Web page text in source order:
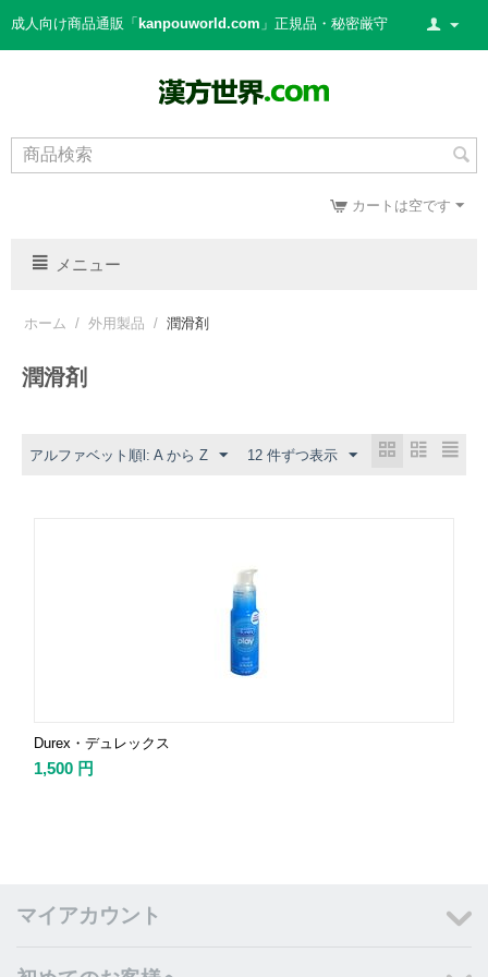
成人向け商品通販「 kanpouworld.com 」正規品・秘密厳守
カートは空です
メニュー
ホーム / 外用製品 / 潤滑剤
潤滑剤
アルファベット順l: A から Z 12 件ずつ表示
Durex・デュレックス
1,500 円
マイアカウント